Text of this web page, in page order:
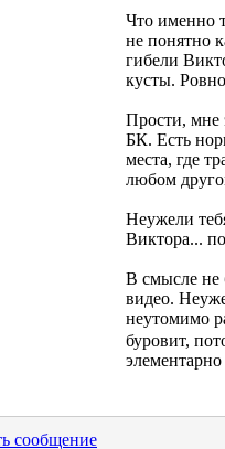
Что именно
не понятно
гибели
кусты.
Прости, мне
БК. Есть
места, где
любом
Неужели
Виктора...
В смысле не
видео.
неутомимо
буровит,